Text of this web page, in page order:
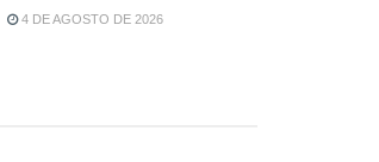
4 DE AGOSTO DE 2026